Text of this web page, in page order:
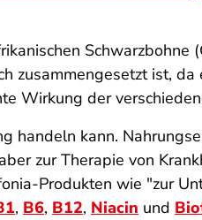
zusammengesetzt ist,
Wirkung der
handeln kann.
zur Therapie von
Produkten wie "zur
, B6, B12, Niacin und